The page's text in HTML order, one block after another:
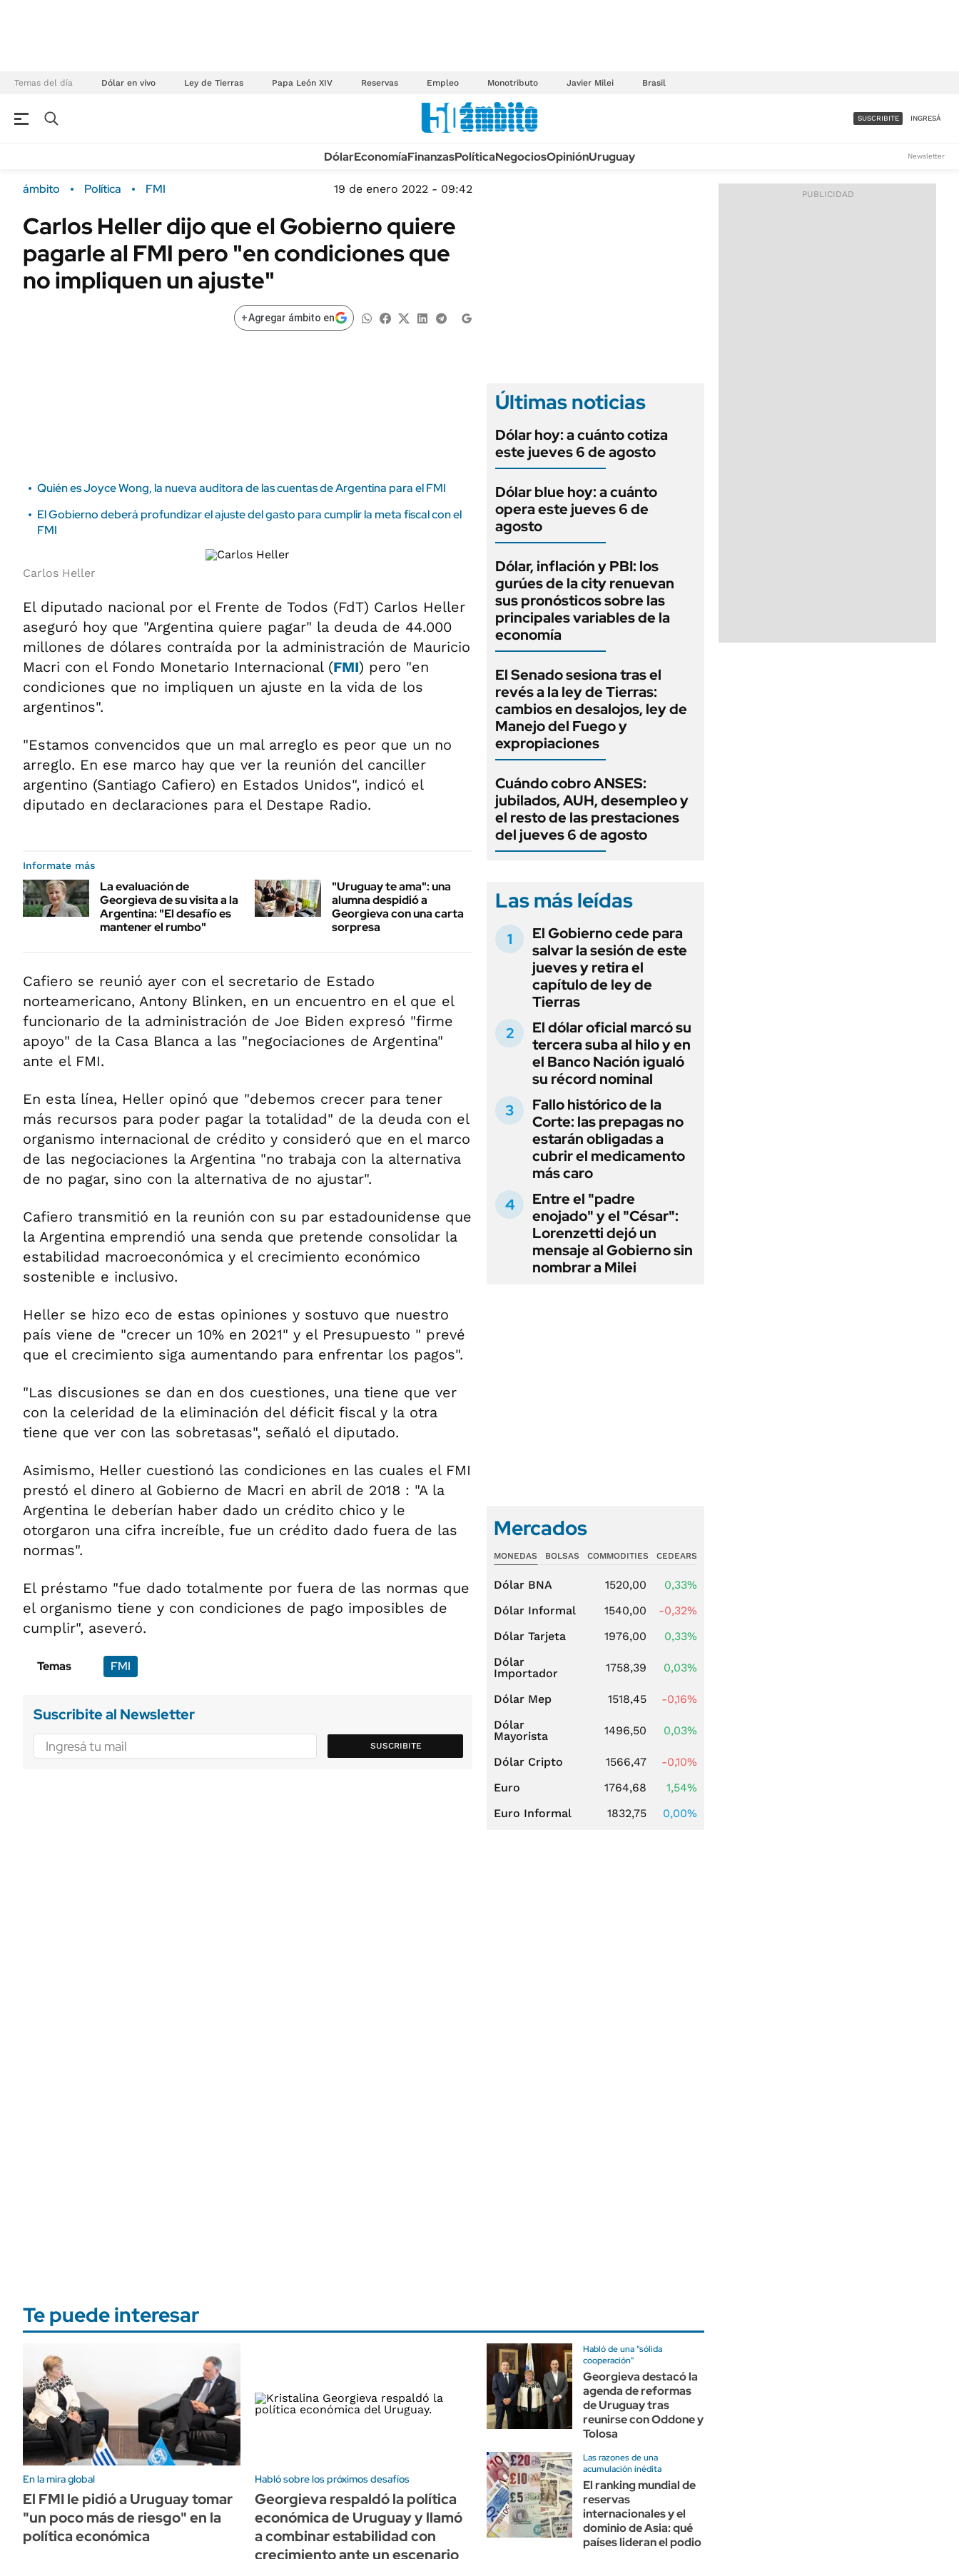
Temas del día Dólar en vivo Ley de Tierras Papa León XIV Reservas Empleo Monotributo Javier Milei Brasil
Campo
FINANZAS
Dólar
Sustentabilidad
POLÍTICA
TECNOLOGÍA
MÉXICO
MUNDO
INFORMACIÓN GENERAL
ACCESO FULL - $1.800/MES
SUSCRIBITE INGRESÁ
DólarEconomíaFinanzasPolíticaNegociosOpiniónUruguay Newsletter
ámbito Política FMI 19 de enero 2022 - 09:42
Carlos Heller dijo que el Gobierno quiere
pagarle al FMI pero "en condiciones que
no impliquen un ajuste"
+Agregar ámbito en
Quién es Joyce Wong, la nueva auditora de las cuentas de Argentina para el FMI
El Gobierno deberá profundizar el ajuste del gasto para cumplir la meta fiscal con el
FMI
Carlos Heller
El diputado nacional por el Frente de Todos (FdT) Carlos Heller
aseguró hoy que "Argentina quiere pagar" la deuda de 44.000
millones de dólares contraída por la administración de Mauricio
Macri con el Fondo Monetario Internacional (FMI) pero "en
condiciones que no impliquen un ajuste en la vida de los
argentinos".
"Estamos convencidos que un mal arreglo es peor que un no
arreglo. En ese marco hay que ver la reunión del canciller
argentino (Santiago Cafiero) en Estados Unidos", indicó el
diputado en declaraciones para el Destape Radio.
Informate más
La evaluación de
Georgieva de su visita a la
Argentina: "El desafío es
mantener el rumbo"
"Uruguay te ama": una
alumna despidió a
Georgieva con una carta
sorpresa
Cafiero se reunió ayer con el secretario de Estado
norteamericano, Antony Blinken, en un encuentro en el que el
funcionario de la administración de Joe Biden expresó "firme
apoyo" de la Casa Blanca a las "negociaciones de Argentina"
ante el FMI.
En esta línea, Heller opinó que "debemos crecer para tener
más recursos para poder pagar la totalidad" de la deuda con el
organismo internacional de crédito y consideró que en el marco
de las negociaciones la Argentina "no trabaja con la alternativa
de no pagar, sino con la alternativa de no ajustar".
Cafiero transmitió en la reunión con su par estadounidense que
la Argentina emprendió una senda que pretende consolidar la
estabilidad macroeconómica y el crecimiento económico
sostenible e inclusivo.
Heller se hizo eco de estas opiniones y sostuvo que nuestro
país viene de "crecer un 10% en 2021" y el Presupuesto " prevé
que el crecimiento siga aumentando para enfrentar los pagos".
"Las discusiones se dan en dos cuestiones, una tiene que ver
con la celeridad de la eliminación del déficit fiscal y la otra
tiene que ver con las sobretasas", señaló el diputado.
Asimismo, Heller cuestionó las condiciones en las cuales el FMI
prestó el dinero al Gobierno de Macri en abril de 2018 : "A la
Argentina le deberían haber dado un crédito chico y le
otorgaron una cifra increíble, fue un crédito dado fuera de las
normas".
El préstamo "fue dado totalmente por fuera de las normas que
el organismo tiene y con condiciones de pago imposibles de
cumplir", aseveró.
Temas FMI
Suscribite al Newsletter
SUSCRIBITE
Últimas noticias
Dólar hoy: a cuánto cotiza
este jueves 6 de agosto
Dólar blue hoy: a cuánto
opera este jueves 6 de
agosto
Dólar, inflación y PBI: los
gurúes de la city renuevan
sus pronósticos sobre las
principales variables de la
economía
El Senado sesiona tras el
revés a la ley de Tierras:
cambios en desalojos, ley de
Manejo del Fuego y
expropiaciones
Cuándo cobro ANSES:
jubilados, AUH, desempleo y
el resto de las prestaciones
del jueves 6 de agosto
Las más leídas
El Gobierno cede para
salvar la sesión de este
jueves y retira el
capítulo de ley de
Tierras
El dólar oficial marcó su
tercera suba al hilo y en
el Banco Nación igualó
su récord nominal
Fallo histórico de la
Corte: las prepagas no
estarán obligadas a
cubrir el medicamento
más caro
Entre el "padre
enojado" y el "César":
Lorenzetti dejó un
mensaje al Gobierno sin
nombrar a Milei
Mercados
MONEDAS BOLSAS COMMODITIES CEDEARS
Dólar BNA 1520,00
0,33%
Dólar Informal
1540,00
-0,32%
Dólar Tarjeta
1976,00
0,33%
Dólar
Importador
1758,39 0,03%
Dólar Mep 1518,45
-0,16%
Dólar
Mayorista
1496,50 0,03%
Dólar Cripto 1566,47
-0,10%
Euro
1764,68
1,54%
Euro Informal
1832,75 0,00%
Te puede interesar
En la mira global
El FMI le pidió a Uruguay tomar
"un poco más de riesgo" en la
política económica
Habló sobre los próximos desafíos
Georgieva respaldó la política
económica de Uruguay y llamó
a combinar estabilidad con
crecimiento ante un escenario
Habló de una "sólida
cooperación"
Georgieva destacó la
agenda de reformas
de Uruguay tras
reunirse con Oddone y
Tolosa
Las razones de una
acumulación inédita
El ranking mundial de
reservas
internacionales y el
dominio de Asia: qué
países lideran el podio